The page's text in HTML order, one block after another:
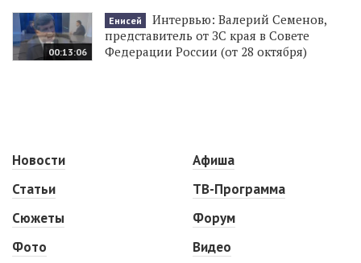
00:13:06
Енисей
Интервью: Валерий Семенов,
представитель от ЗС края в Совете
Федерации России (от 28 октября)
Новости
Статьи
Сюжеты
Фото
Афиша
ТВ-Программа
Форум
Видео